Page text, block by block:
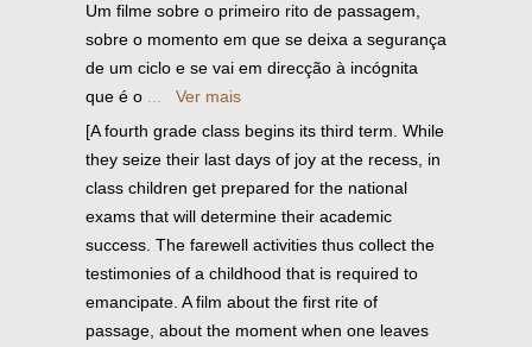
Um filme sobre o primeiro rito de passagem,
sobre o momento em que se deixa a segurança
de um ciclo e se vai em direcção à incógnita
que é o ...
Ver mais
[A fourth grade class begins its third term. While
they seize their last days of joy at the recess, in
class children get prepared for the national
exams that will determine their academic
success. The farewell activities thus collect the
testimonies of a childhood that is required to
emancipate. A film about the first rite of
passage, about the moment when one leaves